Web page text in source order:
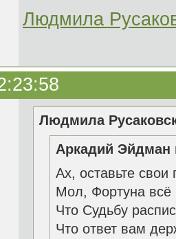
Людмила
Людмила
Аркадий Эйдман
Ах, оставьте свои
Мол, Фортуна
Что Судьбу
Что ответ вам